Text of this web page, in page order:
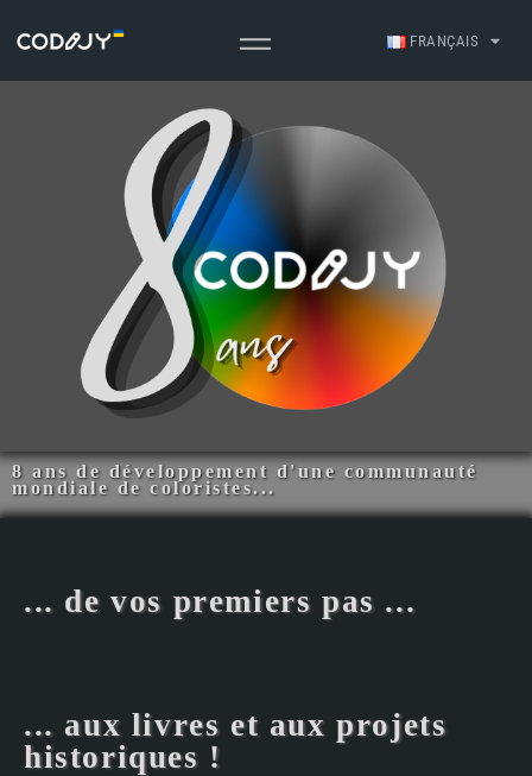
FRANÇAIS
8 ans de développement d'une communauté
mondiale de coloristes...
... de vos premiers pas ...
... aux livres et aux projets
historiques !